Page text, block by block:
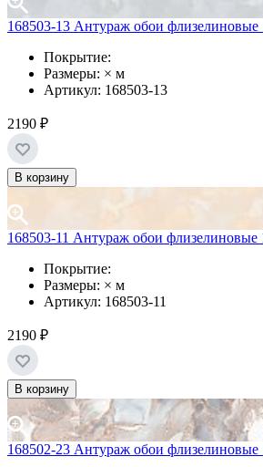
168503-13 Антураж обои
Покрытие:
Размеры: × м
Артикул: 168503-13
2190 ₽
В корзину
168503-11 Антураж обои флизелиновые
Покрытие:
Размеры: × м
Артикул: 168503-11
2190 ₽
В корзину
168502-23 Антураж обои